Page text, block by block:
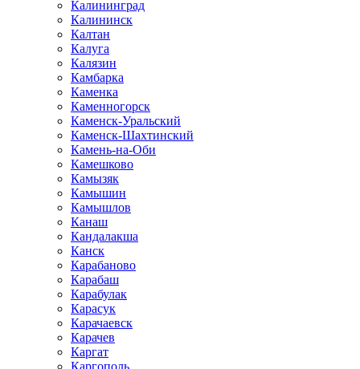
Калининград
Калининск
Калтан
Калуга
Калязин
Камбарка
Каменка
Каменногорск
Каменск-Уральский
Каменск-Шахтинский
Камень-на-Оби
Камешково
Камызяк
Камышин
Камышлов
Канаш
Кандалакша
Канск
Карабаново
Карабаш
Карабулак
Карасук
Карачаевск
Карачев
Каргат
Каргополь